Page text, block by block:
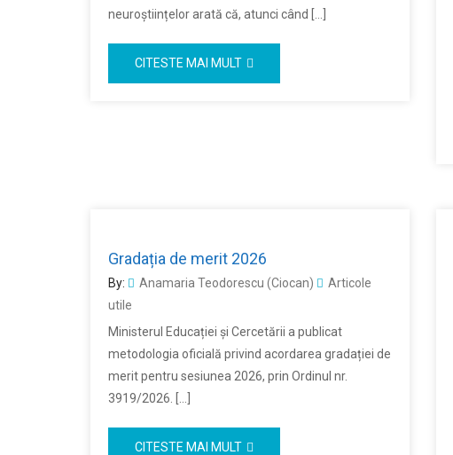
neuroștiințelor arată că, atunci când […]
CITESTE MAI MULT
Gradația de merit 2026
By: Anamaria Teodorescu (Ciocan)
Articole
utile
Ministerul Educației și Cercetării a publicat
metodologia oficială privind acordarea gradației de
merit pentru sesiunea 2026, prin Ordinul nr.
3919/2026. […]
CITESTE MAI MULT